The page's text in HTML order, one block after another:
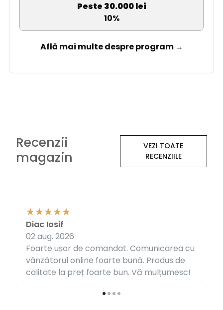
Peste 30.000 lei
10%
Află mai multe despre program →
Recenzii
magazin
VEZI TOATE
RECENZIILE
Foarte ușor de comandat. Comunicarea cu
vânzătorul online foarte bună. Produs de
calitate la preț foarte bun. Vă mulțumesc!
Diac Iosif
02 aug. 2026